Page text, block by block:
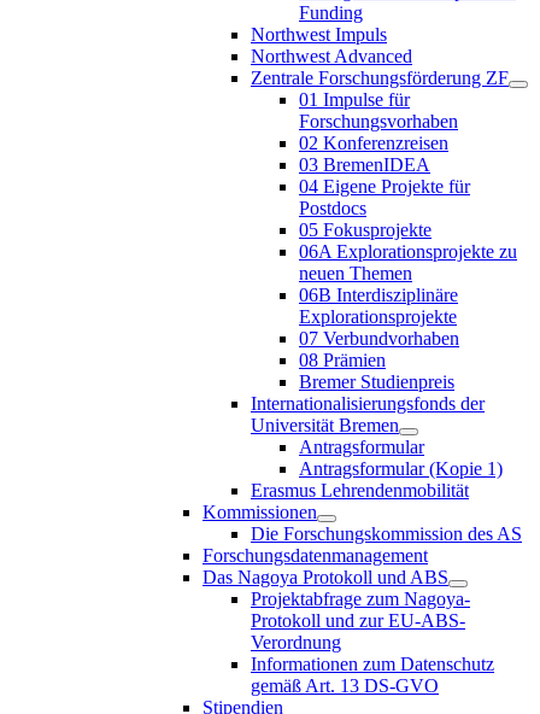
Funding
Northwest Impuls
Northwest Advanced
Zentrale Forschungsförderung ZF
01 Impulse für
Forschungsvorhaben
02 Konferenzreisen
03 BremenIDEA
04 Eigene Projekte für
Postdocs
05 Fokusprojekte
06A Explorationsprojekte zu
neuen Themen
06B Interdisziplinäre
Explorationsprojekte
07 Verbundvorhaben
08 Prämien
Bremer Studienpreis
Internationalisierungsfonds der
Universität Bremen
Antragsformular
Antragsformular (Kopie 1)
Erasmus Lehrendenmobilität
Kommissionen
Die Forschungskommission des AS
Forschungsdatenmanagement
Das Nagoya Protokoll und ABS
Projektabfrage zum Nagoya-
Protokoll und zur EU-ABS-
Verordnung
Informationen zum Datenschutz
gemäß Art. 13 DS-GVO
Stipendien